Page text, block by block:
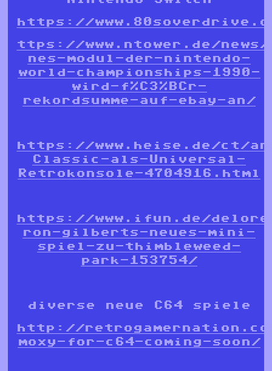
https://
ttps://www.ntower.de/news/
nes-modul-der-nintendo-
world-championships-1990-
wird-f%C3%BCr-
rekordsumme-auf-ebay-an/
https://www.heise.de/ct/
Classic-als-Universal-
Retrokonsole-4704916.html
https://www.ifun.de/
ron-gilberts-neues-mini-
spiel-zu-thimbleweed-
park-153754/
diverse neue C64 spiele
http://
moxy-for-c64-coming-soon/